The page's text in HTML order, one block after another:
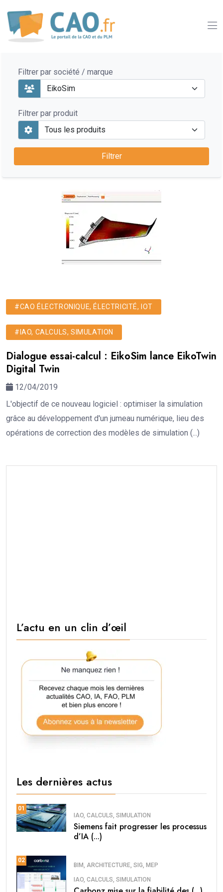
Filtrer par société / marque
Filtrer par produit
#CAO ÉLECTRONIQUE, ÉLECTRICITÉ, IOT
#IAO, CALCULS, SIMULATION
Dialogue essai-calcul : EikoSim lance EikoTwin
Digital Twin
12/04/2019
L'objectif de ce nouveau logiciel : optimiser la simulation
grâce au développement d'un jumeau numérique, lieu des
opérations de correction des modèles de simulation (...)
L’actu en un clin d’œil
Les dernières actus
01
IAO, CALCULS, SIMULATION
Siemens fait progresser les processus
d’IA (...)
02
BIM, ARCHITECTURE, SIG, MEP
IAO, CALCULS, SIMULATION